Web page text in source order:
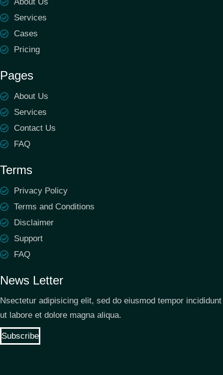
Services
Cases
Pricing
Pages
About Us
Services
Contact Us
FAQ
Terms
Privacy Policy
Terms and Conditions
Disclaimer
Support
FAQ
News Letter
Nsectetur adipisicing elit, sed do eiusmod tempor incididunt
ut labore et dolore magna aliqua.
Subscribe